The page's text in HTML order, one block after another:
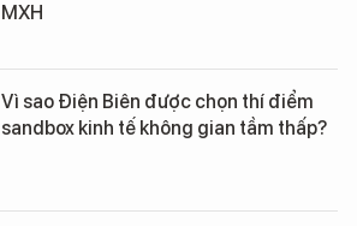
MXH
Vì sao Điện Biên được chọn thí điểm
sandbox kinh tế không gian tầm thấp?